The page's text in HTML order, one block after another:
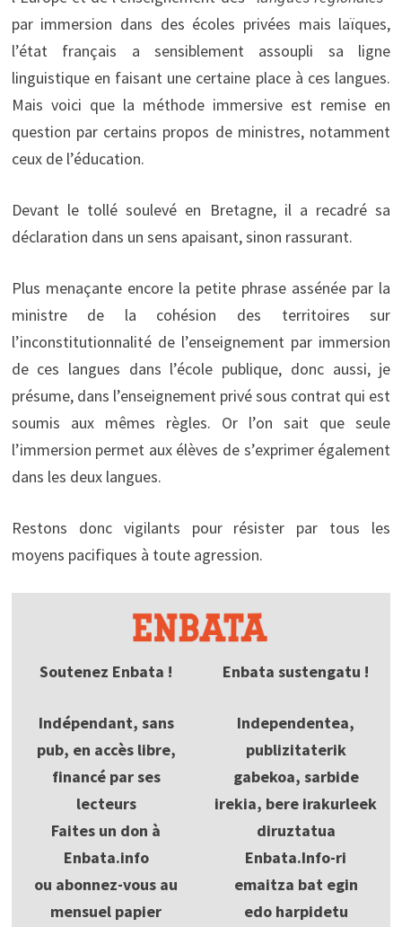
par immersion dans des écoles privées mais laïques,
l’état français a sensiblement assoupli sa ligne
linguistique en faisant une certaine place à ces langues.
Mais voici que la méthode immersive est remise en
question par certains propos de ministres, notamment
ceux de l’éducation.
Devant le tollé soulevé en Bretagne, il a recadré sa
déclaration dans un sens apaisant, sinon rassurant.
Plus menaçante encore la petite phrase assénée par la
ministre de la cohésion des territoires sur
l’inconstitutionnalité de l’enseignement par immersion
de ces langues dans l’école publique, donc aussi, je
présume, dans l’enseignement privé sous contrat qui est
soumis aux mêmes règles. Or l’on sait que seule
l’immersion permet aux élèves de s’exprimer également
dans les deux langues.
Restons donc vigilants pour résister par tous les
moyens pacifiques à toute agression.
Soutenez Enbata !
Indépendant, sans
pub, en accès libre,
financé par ses
lecteurs
Faites un don à
Enbata.info
ou abonnez-vous au
mensuel papier
Enbata sustengatu !
Independentea,
publizitaterik
gabekoa, sarbide
irekia, bere irakurleek
diruztatua
Enbata.Info-ri
emaitza bat egin
edo harpidetu